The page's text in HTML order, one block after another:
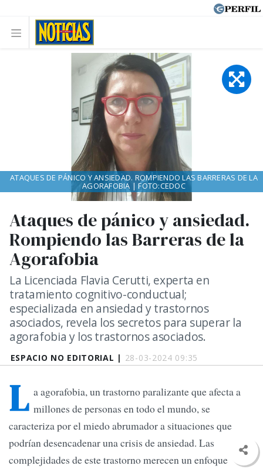
ESPACIO NO EDITORIAL | 28-03-2024 09:35
Ataques de pánico y ansiedad.
Rompiendo las Barreras de la
Agorafobia
La Licenciada Flavia Cerutti, experta en
tratamiento cognitivo-conductual;
especializada en ansiedad y trastornos
asociados, revela los secretos para superar la
agorafobia y los trastornos asociados.
ATAQUES DE PÁNICO Y ANSIEDAD. ROMPIENDO LAS BARRERAS DE LA
AGORAFOBIA | FOTO:CEDOC
L a agorafobia, un trastorno paralizante que afecta a
millones de personas en todo el mundo, se
caracteriza por el miedo abrumador a situaciones que
podrían desencadenar una crisis de ansiedad. Las
complejidades de este trastorno merecen un enfoque